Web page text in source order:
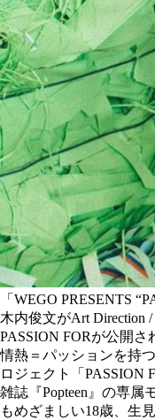
「WEGO PRESENTS
木内俊文がArt Direction /
PASSION FORが公開さ
情熱＝パッションを持
ロジェクト「PASSION
雑誌『Popteen』の専属
もめざましい18歳、生